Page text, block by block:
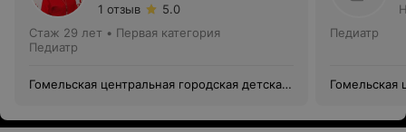
1 отзыв
5.0
Стаж 29 лет • Первая категория
Педиатр
Гомельская центральная городская детская
Педиатр
Гомельская